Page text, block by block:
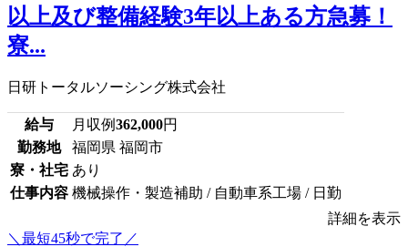
以上及び整備経験3年以上ある方急募！
寮...
日研トータルソーシング株式会社
給与 月収例362,000円
勤務地
福岡県 福岡市
寮・社宅 あり
仕事内容 機械操作・製造補助 / 自動車系工場 / 日勤
詳細を表示
＼最短45秒で完了／